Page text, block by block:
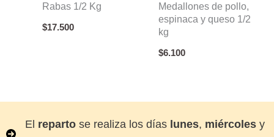
Rabas 1/2 Kg
$17.500
Medallones de pollo,
espinaca y queso 1/2
kg
$6.100
El reparto se realiza los días lunes, miércoles y